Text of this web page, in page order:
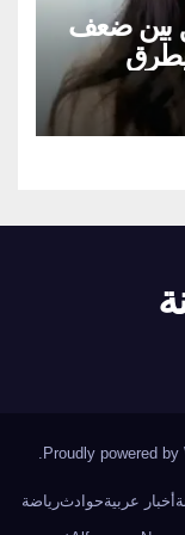
بين ضعف
يطرق
Proudly powered by
.
أخبار عربيةحوادثرياضة